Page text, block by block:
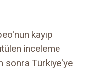
kayıp
inceleme
sonra Türkiye'ye